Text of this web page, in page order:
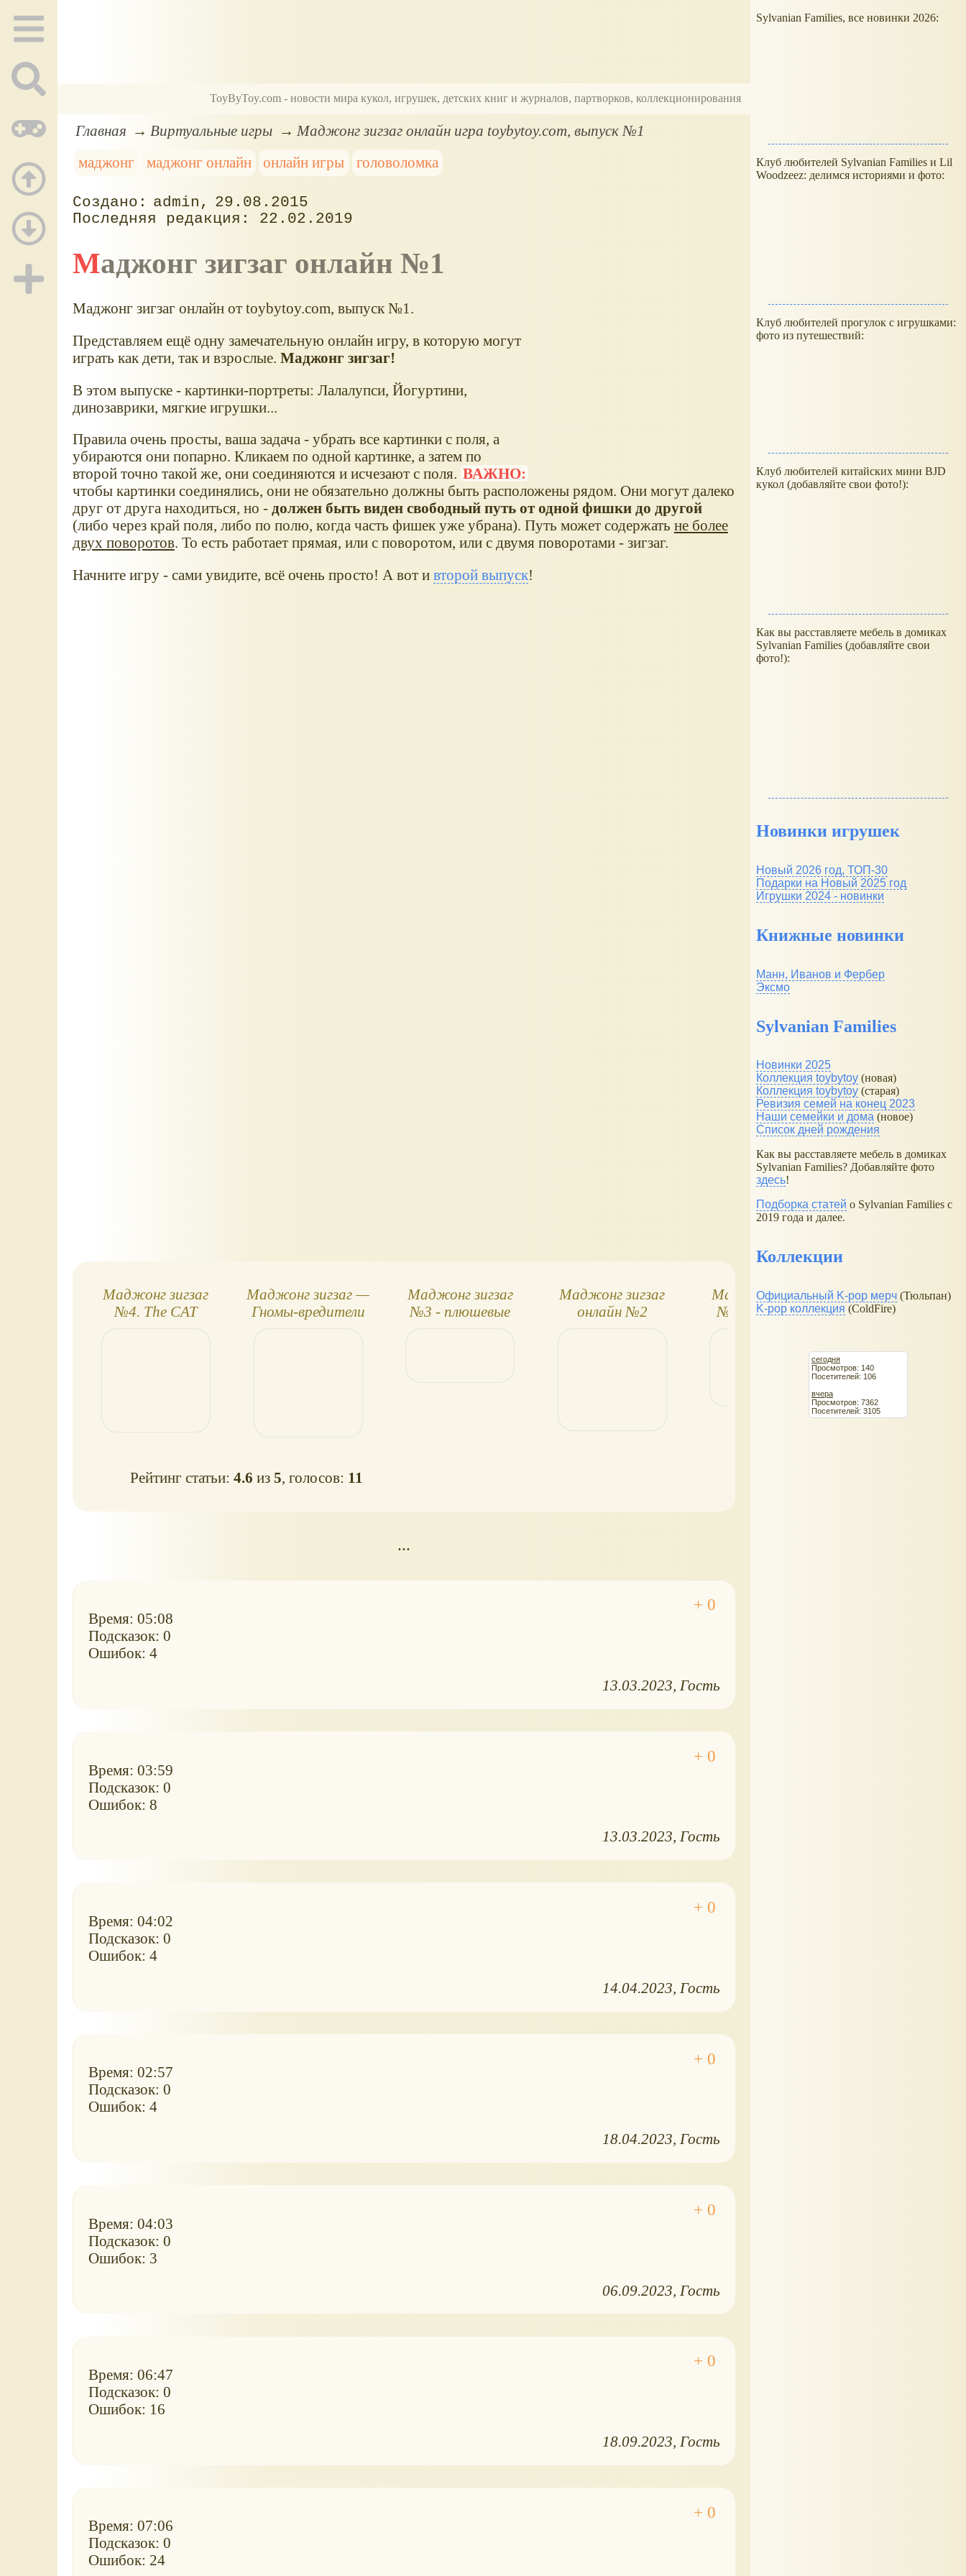
ToyByToy.com - новости мира кукол, игрушек, детских книг и журналов, партворков, коллекционирования
Главная Виртуальные игры
Маджонг зигзаг онлайн игра toybytoy.com, выпуск №1
маджонг
маджонг онлайн онлайн игры головоломка
admin
29.08.2015
22.02.2019
Маджонг зигзаг онлайн №1
Маджонг зигзаг онлайн от toybytoy.com, выпуск №1.
Представляем ещё одну замечательную онлайн игру, в которую могут
играть как дети, так и взрослые. Маджонг зигзаг!
В этом выпуске - картинки-портреты: Лалалупси, Йогуртини,
динозаврики, мягкие игрушки...
Правила очень просты, ваша задача - убрать все картинки с поля, а
убираются они попарно. Кликаем по одной картинке, а затем по
второй точно такой же, они соединяются и исчезают с поля. ВАЖНО:
чтобы картинки соединялись, они не обязательно должны быть расположены рядом. Они могут далеко
друг от друга находиться, но - должен быть виден свободный путь от одной фишки до другой
(либо через край поля, либо по полю, когда часть фишек уже убрана). Путь может содержать не более
двух поворотов. То есть работает прямая, или с поворотом, или с двумя поворотами - зигзаг.
Начните игру - сами увидите, всё очень просто! А вот и второй выпуск!
Маджонг зигзаг
№4. The CAT
Маджонг зигзаг —
Гномы-вредители
Маджонг зигзаг
№3 - плюшевые
Маджонг зигзаг
онлайн №2
Маджонг зигзаг
№5. Кролики и
Маджонг
№6. Кошки
Рейтинг статьи: 4.6 из 5, голосов: 11
...
Время: 05:08
Подсказок: 0
Ошибок: 4
13.03.2023 Гость
Время: 03:59
Подсказок: 0
Ошибок: 8
13.03.2023 Гость
Время: 04:02
Подсказок: 0
Ошибок: 4
14.04.2023 Гость
Время: 02:57
Подсказок: 0
Ошибок: 4
18.04.2023 Гость
Время: 04:03
Подсказок: 0
Ошибок: 3
06.09.2023 Гость
Время: 06:47
Подсказок: 0
Ошибок: 16
18.09.2023 Гость
Время: 07:06
Подсказок: 0
Ошибок: 24
Sylvanian Families, все новинки 2026:
Клуб любителей Sylvanian Families и Lil
Woodzeez: делимся историями и фото:
Клуб любителей прогулок с игрушками:
фото из путешествий:
Клуб любителей китайских мини BJD
кукол (добавляйте свои фото!):
Как вы расставляете мебель в домиках
Sylvanian Families (добавляйте свои
фото!):
Новинки игрушек
Новый 2026 год, ТОП-30
Подарки на Новый 2025 год
Игрушки 2024 - новинки
Книжные новинки
Манн, Иванов и Фербер
Эксмо
Sylvanian Families
Новинки 2025
Коллекция toybytoy (новая)
Коллекция toybytoy (старая)
Ревизия семей на конец 2023
Наши семейки и дома (новое)
Список дней рождения
Как вы расставляете мебель в домиках
Sylvanian Families? Добавляйте фото
здесь!
Подборка статей о Sylvanian Families с
2019 года и далее.
Коллекции
Официальный K-pop мерч (Тюльпан)
K-pop коллекция (ColdFire)
сегодня
Просмотров: 140
Посетителей: 106
вчера
Просмотров: 7362
Посетителей: 3105